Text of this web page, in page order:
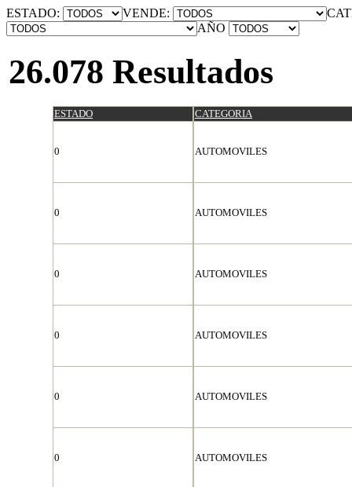
ESTADO: VENDE:
AÑO
26.078 Resultados
ESTADO CATEGORIA
0 AUTOMOVILES
0 AUTOMOVILES
0 AUTOMOVILES
0 AUTOMOVILES
0 AUTOMOVILES
0 AUTOMOVILES